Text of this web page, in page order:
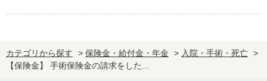
カテゴリから探す > 保険金・給付金・年金 > 入院・手術・死亡 >
【保険金】 手術保険金の請求をした...